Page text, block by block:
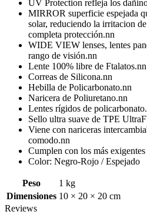
UV Protection refleja los
MIRROR superficie espejada
solar, reduciendo la irritacion
completa protección.nn
WIDE VIEW lenses, lentes
rango de visión.nn
Lente 100% libre de Ftalatos.nn
Correas de Silicona.nn
Hebilla de Policarbonato.nn
Naricera de Poliuretano.nn
Lentes rígidos de
Sello ultra suave de TPE
Viene con nariceras
comodo.nn
Cumplen con los más
Color: Negro-Rojo / Espejado
Peso
1 kg
Dimensiones 10 × 20 × 20 cm
Reviews